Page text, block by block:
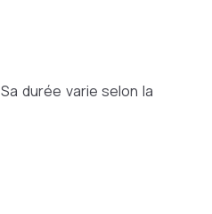
durée varie selon la